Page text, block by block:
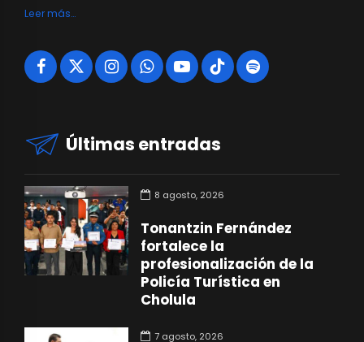
Leer más…
Últimas entradas
8 agosto, 2026
Tonantzin Fernández
fortalece la
profesionalización de la
Policía Turística en
Cholula
7 agosto, 2026